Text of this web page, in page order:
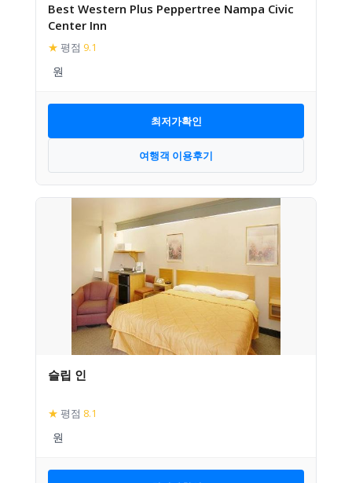
Best Western Plus Peppertree Nampa Civic
Center Inn
★ 평점 9.1
최저가확인
여행객 이용후기
슬립 인
★ 평점 8.1